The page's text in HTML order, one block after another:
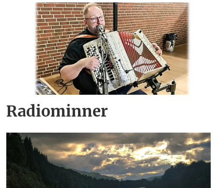
Radiominner